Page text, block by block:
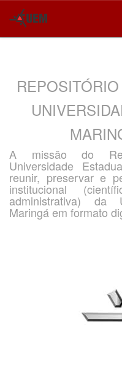
A missão do
Universidade
reunir, preservar e
institucional
administrativa) da
Maringá em formato